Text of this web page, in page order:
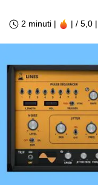
2 minuti | | / 5,0 |